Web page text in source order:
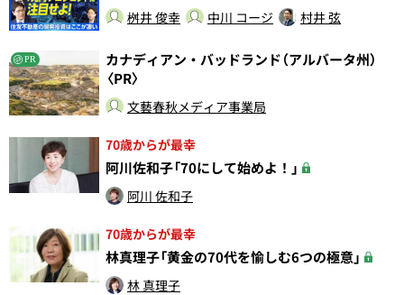
桝井 俊幸 中川 コージ 村井 弦
PR
カナディアン・バッドランド（アルバータ州）
〈PR〉
文藝春秋メディア事業局
70歳からが最幸
阿川佐和子「70にして始めよ！」
阿川 佐和子
70歳からが最幸
林真理子「黄金の70代を愉しむ6つの極意」
林 真理子